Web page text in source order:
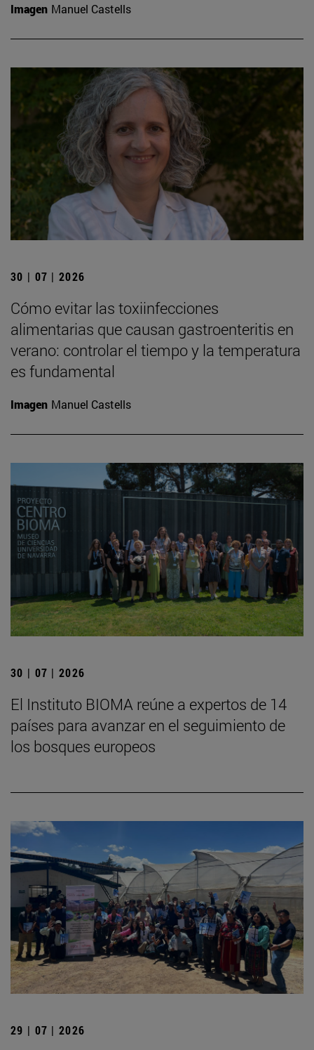
Imagen Manuel Castells
30 | 07 | 2026
Cómo evitar las toxiinfecciones
alimentarias que causan gastroenteritis en
verano: controlar el tiempo y la temperatura
es fundamental
Imagen Manuel Castells
30 | 07 | 2026
El Instituto BIOMA reúne a expertos de 14
países para avanzar en el seguimiento de
los bosques europeos
29 | 07 | 2026